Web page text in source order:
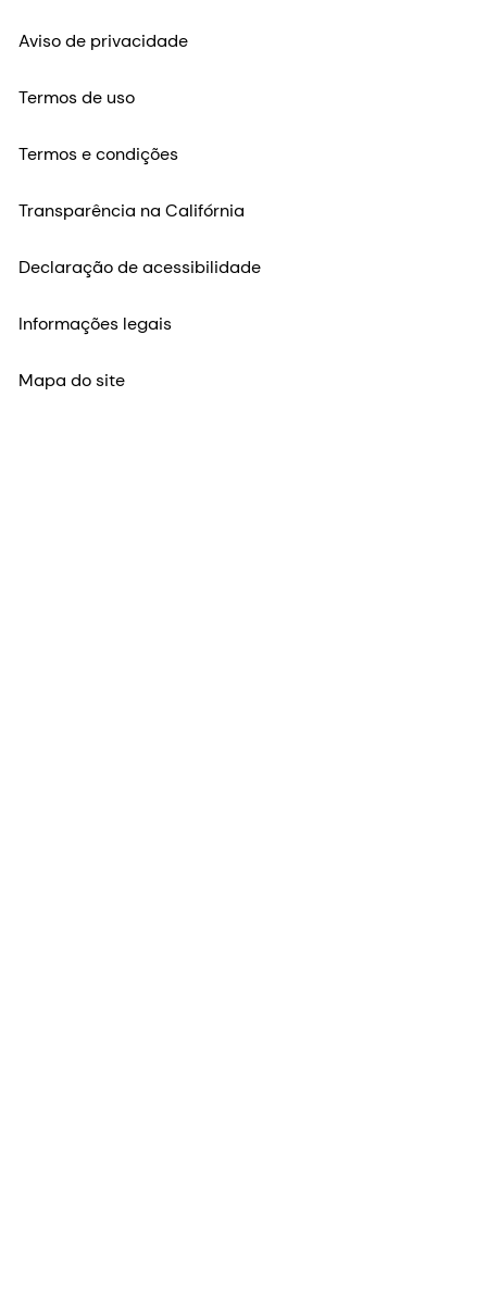
Aviso de privacidade
Termos de uso
Termos e condições
Transparência na Califórnia
Declaração de acessibilidade
Informações legais
Mapa do site